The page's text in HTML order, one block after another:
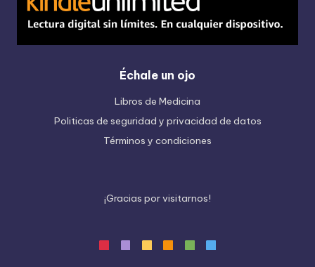
Échale un ojo
Libros de Medicina
Politicas de seguridad y privacidad de datos
Términos y condiciones
¡Gracias porvisitarnos!